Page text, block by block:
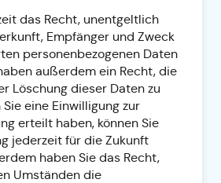
das Recht, unentgeltlich
Empfänger und Zweck
personenbezogenen Daten
außerdem ein Recht, die
Löschung dieser Daten zu
eine Einwilligung zur
erteilt haben, können Sie
jederzeit für die Zukunft
haben Sie das Recht,
Umständen die